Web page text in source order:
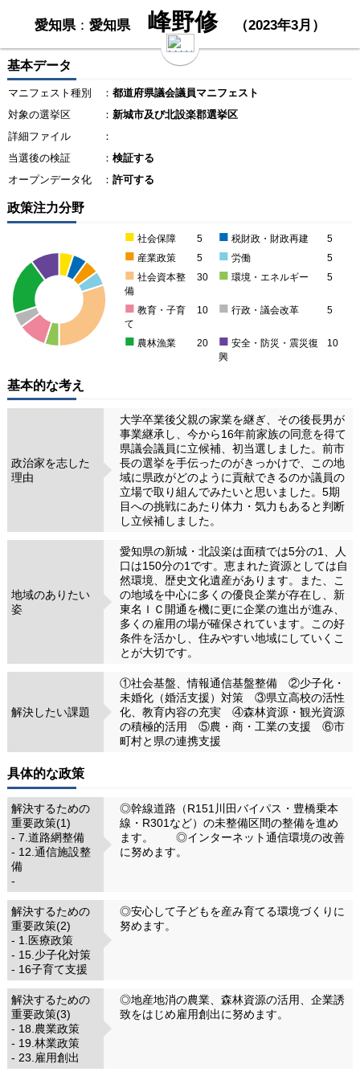
愛知県： 愛知県 峰野修 （2023年3月）
基本データ
マニフェスト種別 ： 都道府県議会議員マニフェスト
対象の選挙区
： 新城市及び北設楽郡選挙区
詳細ファイル
：
当選後の検証
： 検証する
オープンデータ化
： 許可する
政策注力分野
■ 社会保障 5 ■ 税財政・財政再建 5
■ 産業政策 5 ■ 労働 5
■ 社会資本整
備
30 ■ 環境・エネルギー 5
■ 教育・子育
て
10 ■ 行政・議会改革 5
■ 農林漁業 20 ■ 安全・防災・震災復
興
10
基本的な考え
政治家を志した
理由
大学卒業後父親の家業を継ぎ、その後長男が
事業継承し、今から16年前家族の同意を得て
県議会議員に立候補、初当選しました。前市
長の選挙を手伝ったのがきっかけで、この地
域に県政がどのように貢献できるのか議員の
立場で取り組んでみたいと思いました。5期
目への挑戦にあたり体力・気力もあると判断
し立候補しました。
地域のありたい
姿
愛知県の新城・北設楽は面積では5分の1、人
口は150分の1です。恵まれた資源としては自
然環境、歴史文化遺産があります。また、こ
の地域を中心に多くの優良企業が存在し、新
東名ＩＣ開通を機に更に企業の進出が進み、
多くの雇用の場が確保されています。この好
条件を活かし、住みやすい地域にしていくこ
とが大切です。
解決したい課題
①社会基盤、情報通信基盤整備 ②少子化・
未婚化（婚活支援）対策 ③県立高校の活性
化、教育内容の充実 ④森林資源・観光資源
の積極的活用 ⑤農・商・工業の支援 ⑥市
町村と県の連携支援
具体的な政策
解決するための
重要政策(1)
- 7.道路網整備
- 12.通信施設整
備
-
◎幹線道路（R151川田バイパス・豊橋乗本
線・R301など）の未整備区間の整備を進め
ます。 ◎インターネット通信環境の改善
に努めます。
解決するための
重要政策(2)
- 1.医療政策
- 15.少子化対策
- 16子育て支援
◎安心して子どもを産み育てる環境づくりに
努めます。
解決するための
重要政策(3)
- 18.農業政策
- 19.林業政策
- 23.雇用創出
◎地産地消の農業、森林資源の活用、企業誘
致をはじめ雇用創出に努めます。